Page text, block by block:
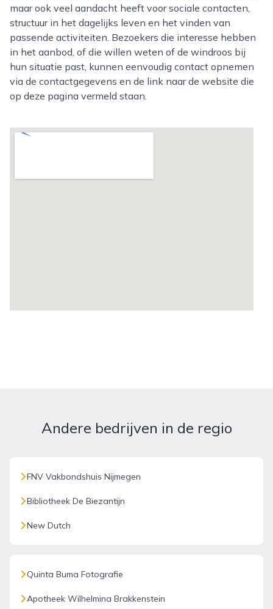
maar ook veel aandacht heeft voor sociale contacten,
structuur in het dagelijks leven en het vinden van
passende activiteiten. Bezoekers die interesse hebben
in het aanbod, of die willen weten of de windroos bij
hun situatie past, kunnen eenvoudig contact opnemen
via de contactgegevens en de link naar de website die
op deze pagina vermeld staan.
Andere bedrijven in de regio
FNV Vakbondshuis Nijmegen
Bibliotheek De Biezantijn
New Dutch
Quinta Buma Fotografie
Apotheek Wilhelmina Brakkenstein